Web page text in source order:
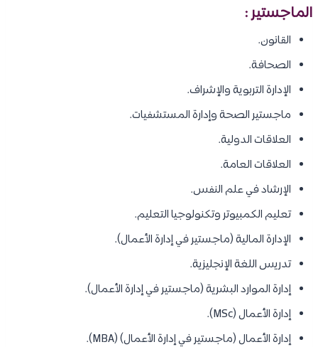
الماجستير :
القانون.
الصحافة.
الإدارة التربوية والإشراف.
ماجستير الصحة وإدارة المستشفيات.
العلاقات الدولية.
العلاقات العامة.
الإرشاد في علم النفس.
تعليم الكمبيوتر وتكنولوجيا التعليم.
الإدارة المالية (ماجستير في إدارة الأعمال).
تدريس اللغة الإنجليزية.
إدارة الموارد البشرية (ماجستير في إدارة الأعمال).
إدارة الأعمال (MSc).
إدارة الأعمال (ماجستير في إدارة الأعمال) (MBA).